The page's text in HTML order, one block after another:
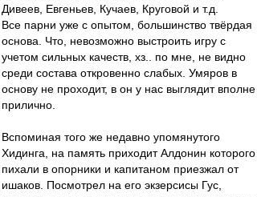
Дивеев, Евгеньев, Кучаев, Круговой и т.д.
Все парни уже с опытом, большинство твёрдая
основа. Что, невозможно выстроить игру с
учетом сильных качеств, хз.. по мне, не видно
среди состава откровенно слабых. Умяров в
основу не проходит, в он у нас выглядит вполне
прилично.
Вспоминая того же недавно упомянутого
Хидинга, на память приходит Алдонин которого
пихали в опорники и капитаном приезжал от
ишаков. Посмотрел на его экзерсисы Гус,